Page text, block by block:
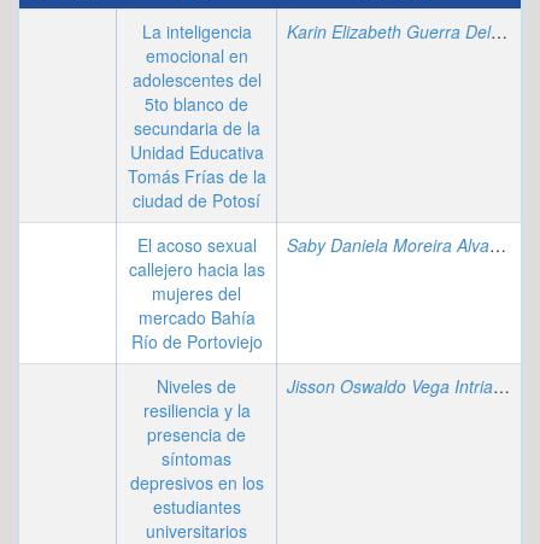
La inteligencia
emocional en
adolescentes del
5to blanco de
secundaria de la
Unidad Educativa
Tomás Frías de la
ciudad de Potosí
Karin Elizabeth Guerra Delgado
El acoso sexual
callejero hacia las
mujeres del
mercado Bahía
Río de Portoviejo
Saby Daniela Moreira Alvarez
Niveles de
resiliencia y la
presencia de
síntomas
depresivos en los
estudiantes
universitarios
Jisson Oswaldo Vega Intriago